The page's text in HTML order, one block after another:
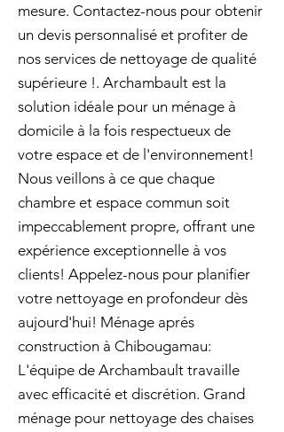
mesure. Contactez-nous pour obtenir
un devis personnalisé et profiter de
nos services de nettoyage de qualité
supérieure !. Archambault est la
solution idéale pour un ménage à
domicile à la fois respectueux de
votre espace et de l'environnement!
Nous veillons à ce que chaque
chambre et espace commun soit
impeccablement propre, offrant une
expérience exceptionnelle à vos
clients! Appelez-nous pour planifier
votre nettoyage en profondeur dès
aujourd'hui! Ménage aprés
construction à Chibougamau:
L'équipe de Archambault travaille
avec efficacité et discrétion. Grand
ménage pour nettoyage des chaises